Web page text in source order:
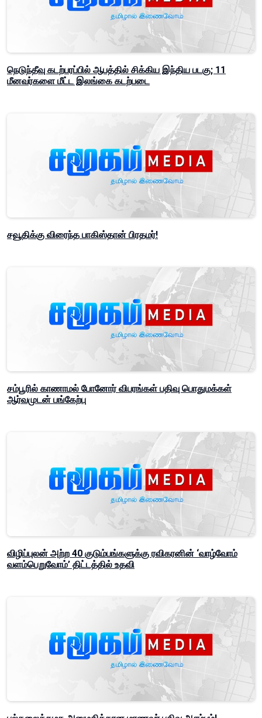
நெடுந்தீவு கடற்பரப்பில் ஆபத்தில் சிக்கிய இந்திய படகு; 11
மீனவர்களை மீட்ட இலங்கை கடற்படை
சவூதிக்கு விரைந்த பாகிஸ்தான் பிரதமர்!
சம்பூரில் காணாமல் போனோர் விபரங்கள் பதிவு பொதுமக்கள்
ஆர்வமுடன் பங்கேற்பு
விழிப்புலன் அற்ற 40 குடும்பங்களுக்கு ரவிகரனின் ‘வாழ்வோம்
வளம்பெறுவோம்’ திட்டத்தில் உதவி